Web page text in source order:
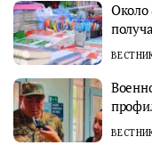
Около